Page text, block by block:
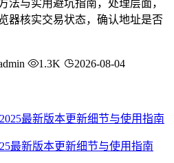
法与实用避坑指南，处理层面，
器核实交易状态，确认地址是否
1.3K 2026-08-04
最新版本更新细节与使用指南